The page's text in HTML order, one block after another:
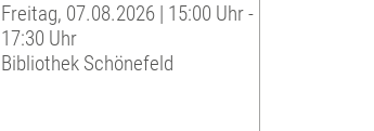
Freitag, 07.08.2026 | 15:00 Uhr -
17:30 Uhr
Bibliothek Schönefeld